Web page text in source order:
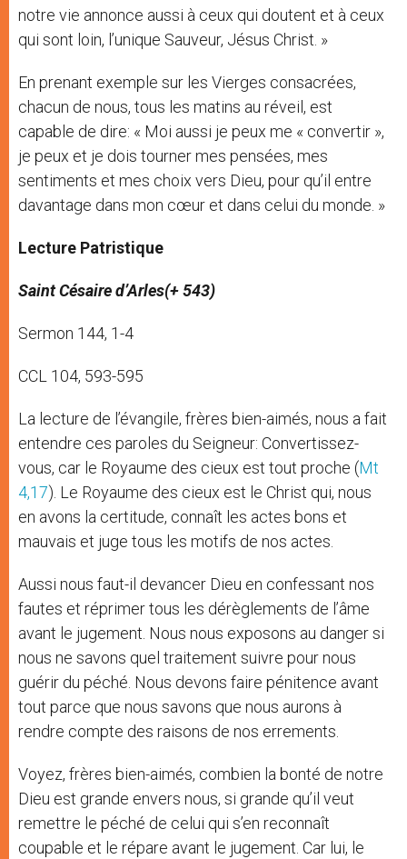
notre vie annonce aussi à ceux qui doutent et à ceux
qui sont loin, l’unique Sauveur, Jésus Christ. »
En prenant exemple sur les Vierges consacrées,
chacun de nous, tous les matins au réveil, est
capable de dire: « Moi aussi je peux me « convertir »,
je peux et je dois tourner mes pensées, mes
sentiments et mes choix vers Dieu, pour qu’il entre
davantage dans mon cœur et dans celui du monde. »
Lecture Patristique
Saint Césaire d’Arles(+ 543)
Sermon 144, 1-4
CCL 104, 593-595
La lecture de l’évangile, frères bien-aimés, nous a fait
entendre ces paroles du Seigneur: Convertissez-
vous, car le Royaume des cieux est tout proche (Mt
4,17). Le Royaume des cieux est le Christ qui, nous
en avons la certitude, connaît les actes bons et
mauvais et juge tous les motifs de nos actes.
Aussi nous faut-il devancer Dieu en confessant nos
fautes et réprimer tous les dérèglements de l’âme
avant le jugement. Nous nous exposons au danger si
nous ne savons quel traitement suivre pour nous
guérir du péché. Nous devons faire pénitence avant
tout parce que nous savons que nous aurons à
rendre compte des raisons de nos errements.
Voyez, frères bien-aimés, combien la bonté de notre
Dieu est grande envers nous, si grande qu’il veut
remettre le péché de celui qui s’en reconnaît
coupable et le répare avant le jugement. Car lui, le